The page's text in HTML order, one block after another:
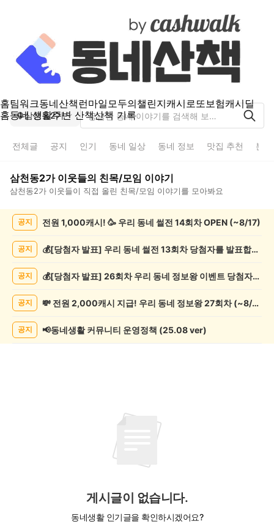
홈팀워크동네산책 런마일모두의챌린지캐시로또보험캐시딜
홈동네 생활주변 산책산책 기록
삼천동2가
전체글 공지 인기 동네 일상 동네 정보 맛집 추천 분
삼천동2가이웃들의 친목/모임 이야기
삼천동2가 이웃들이 직접 올린 친목/모임 이야기를 모아봐요
목/
글
공지 전원 1,000캐시! 🥳 우리 동네 썰전 14회차 OPEN (~8/17)
공지 💰[당첨자 발표] 우리 동네 썰전 13회차 당첨자를 발표합니다!
공지 💰[당첨자 발표] 26회차 우리 동네 정보왕 이벤트 당첨자를 발표합니다!
공지 💸 전원 2,000캐시 지급! 우리 동네 정보왕 27회차 (~8/10)
공지 📢동네생활 커뮤니티 운영정책 (25.08 ver)
게시글이 없습니다.
동네생활 인기글을 확인하시겠어요?